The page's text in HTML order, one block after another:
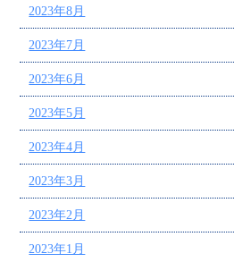
2023年8月
2023年7月
2023年6月
2023年5月
2023年4月
2023年3月
2023年2月
2023年1月